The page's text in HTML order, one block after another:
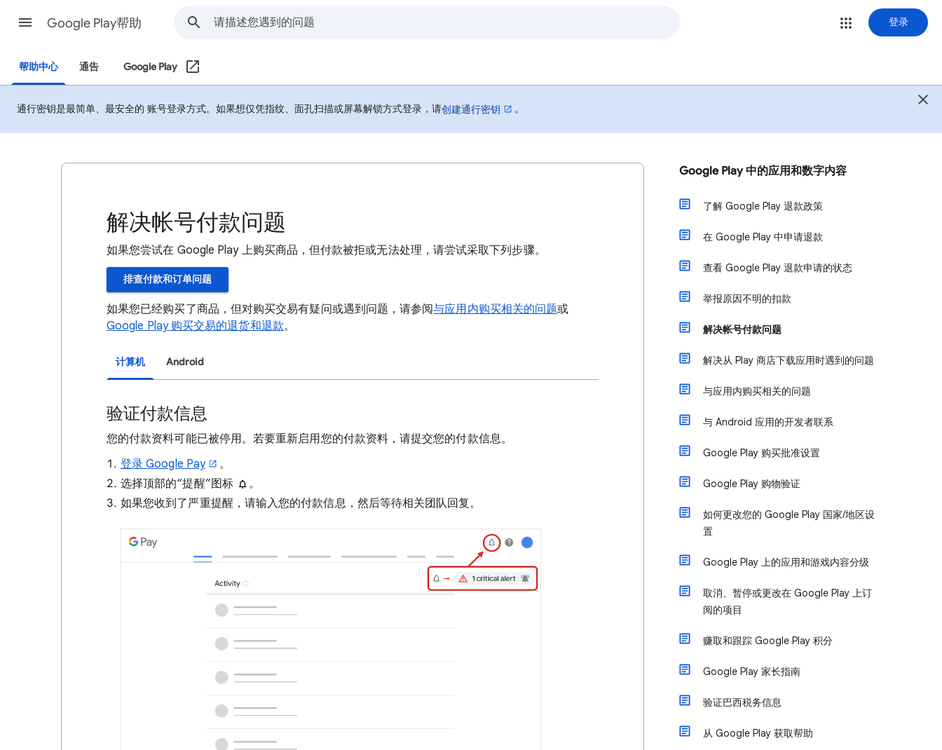
Google Play帮助 登录
帮助中心 通告 Google Play
通行密钥是最简单、最安全的 账号登录方式。如果想仅凭指纹、面孔扫描或屏幕解锁方式登录，请创建通行密钥 。
解决帐号付款问题
如果您尝试在 Google Play 上购买商品，但付款被拒或无法处理，请尝试采取下列步骤。
排查付款和订单问题
如果您已经购买了商品，但对购买交易有疑问或遇到问题，请参阅与应用内购买相关的问题或
Google Play 购买交易的退货和退款。
计算机 Android
验证付款信息
您的付款资料可能已被停用。若要重新启用您的付款资料，请提交您的付款信息。
登录 Google Pay
。
选择顶部的“提醒”图标
。
如果您收到了严重提醒，请输入您的付款信息，然后等待相关团队回复。
Google Play 中的应用和数字内容
了解 Google Play 退款政策
在 Google Play 中申请退款
查看 Google Play 退款申请的状态
举报原因不明的扣款
解决帐号付款问题
解决从 Play 商店下载应用时遇到的问题
与应用内购买相关的问题
与 Android 应用的开发者联系
Google Play 购买批准设置
Google Play 购物验证
如何更改您的 Google Play 国家/地区设
置
Google Play 上的应用和游戏内容分级
取消、暂停或更改在 Google Play 上订
阅的项目
赚取和跟踪 Google Play 积分
Google Play 家长指南
验证巴西税务信息
从 Google Play 获取帮助